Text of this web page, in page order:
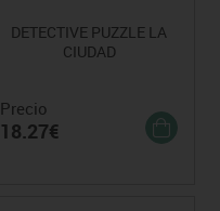
DETECTIVE PUZZLE LA
CIUDAD
Precio
18.27€